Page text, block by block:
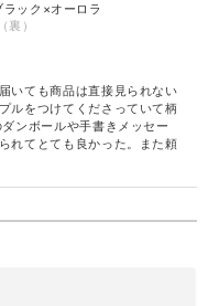
ック×オーロラ
）
いても商品は直接見られない
ルをつけてくださっていて柄
ンボールや手書きメッセー
れてとても良かった。また頼